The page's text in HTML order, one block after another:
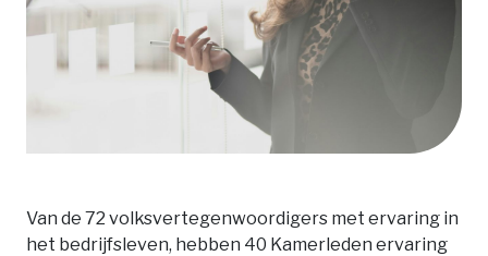
Van de 72 volksvertegenwoordigers met ervaring in
het bedrijfsleven, hebben 40 Kamerleden ervaring